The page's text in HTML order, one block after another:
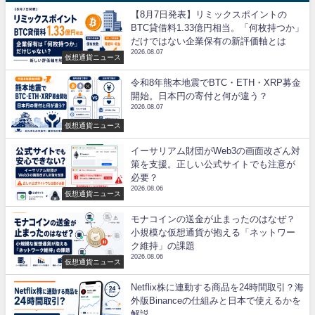
仮想通貨ニュース
【8月7日発表】リミックスポイントの
BTC貸借料1.33億円相当。「何枚持つか」
だけではない企業保有の新評価軸とは
2026.08.07
仮想通貨ニュース
令和8年熊本地震でBTC・ETH・XRP募金
開始。日本円の寄付と何が違う？
2026.08.07
仮想通貨ニュース
イーサリアム財団がWeb3の画面改ざん対
策を支援。正しい公式サイトでも注意が
必要？
2026.08.06
仮想通貨ニュース
モナコインの送金が止まったのはなぜ？
小規模な仮想通貨が抱える「ネットワー
ク維持」の課題
2026.08.06
Netflix株に連動する商品を24時間取引？海
外版Binanceの仕組みと日本で使えるかを